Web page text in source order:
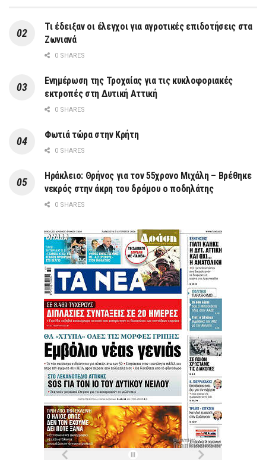
Τι έδειξαν οι έλεγχοι για αγροτικές επιδοτήσεις στα
Ζωνιανά
0 SHARES
Ενημέρωση της Τροχαίας για τις κυκλοφοριακές
εκτροπές στη Δυτική Αττική
0 SHARES
Φωτιά τώρα στην Κρήτη
0 SHARES
Ηράκλειο: Θρήνος για τον 55χρονο Μιχάλη – Βρέθηκε
νεκρός στην άκρη του δρόμου ο ποδηλάτης
0 SHARES